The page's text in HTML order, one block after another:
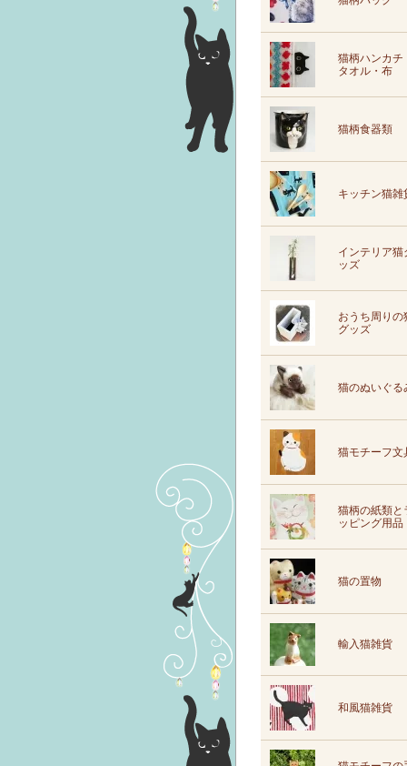
猫柄ハンカチ
タオル・布
猫柄食器類
キッチン猫雑
インテリア猫
ッズ
おうち周りの
グッズ
猫のぬいぐる
猫モチーフ文
猫柄の紙類と
ッピング用品
猫の置物
輸入猫雑貨
和風猫雑貨